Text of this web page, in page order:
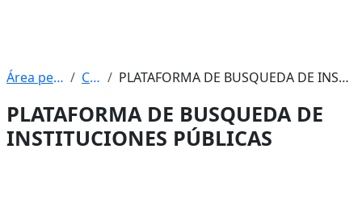
Área personal CMEE PLATAFORMA DE BUSQUEDA DE INSTITUCIONES PÚBLICAS
PLATAFORMA DE BUSQUEDA DE
INSTITUCIONES PÚBLICAS